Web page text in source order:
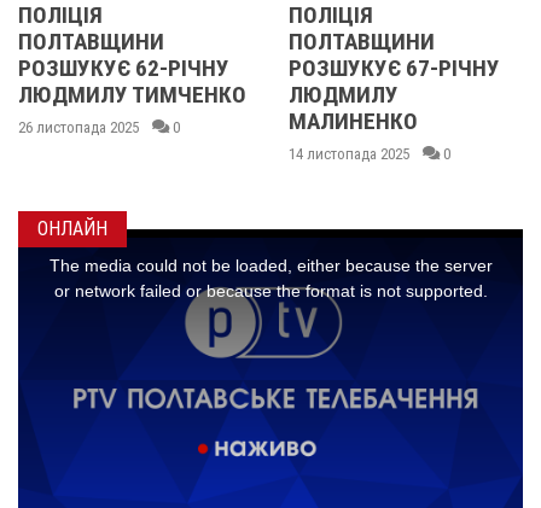
ПОЛІЦІЯ
ПОЛТАВЩИНИ
РОЗШУКУЄ 67-РІЧНУ
ЛЮДМИЛУ
МАЛИНЕНКО
У ПОЛТАВСЬКІЙ
ОБЛАСТІ
РОЗШУКУЮТЬ
РІЧНУ ЗОЮ
14 листопада 2025
ОНЛАЙН